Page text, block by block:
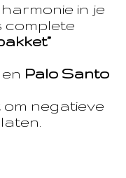
in je
complete
en Palo Santo
negatieve